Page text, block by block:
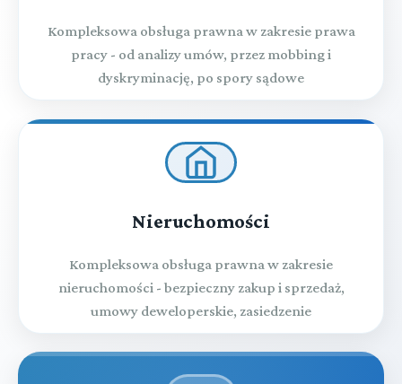
Kompleksowa obsługa prawna w zakresie prawa
pracy - od analizy umów, przez mobbing i
dyskryminację, po spory sądowe
Nieruchomości
Kompleksowa obsługa prawna w zakresie
nieruchomości - bezpieczny zakup i sprzedaż,
umowy deweloperskie, zasiedzenie